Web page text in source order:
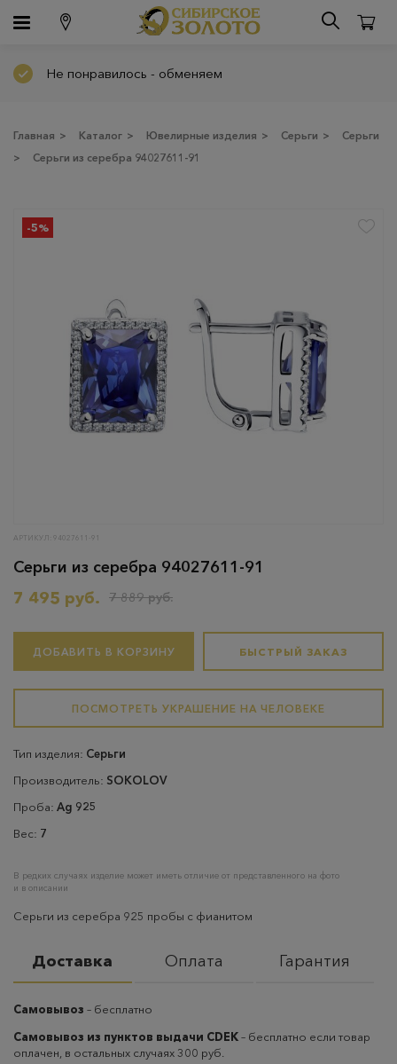
Не понравилось - обменяем
Главная > Каталог > Ювелирные изделия > Серьги >
Серьги
>
Серьги из серебра 94027611-91
-5%
АРТИКУЛ: 94027611-91
Серьги из серебра 94027611-91
7 495 руб.
7 889 руб.
ДОБАВИТЬ В КОРЗИНУ БЫСТРЫЙ ЗАКАЗ
ПОСМОТРЕТЬ УКРАШЕНИЕ НА ЧЕЛОВЕКЕ
Тип изделия: Серьги
Производитель: SOKOLOV
Проба: Ag 925
Вес: 7
В редких случаях изделие может иметь отличие от представленного на фото
и в описании
Серьги из серебра 925 пробы с фианитом
Доставка Оплата Гарантия
Самовывоз – бесплатно
Самовывоз из пунктов выдачи CDEK– бесплатно если товар
оплачен, в остальных случаях 300 руб.